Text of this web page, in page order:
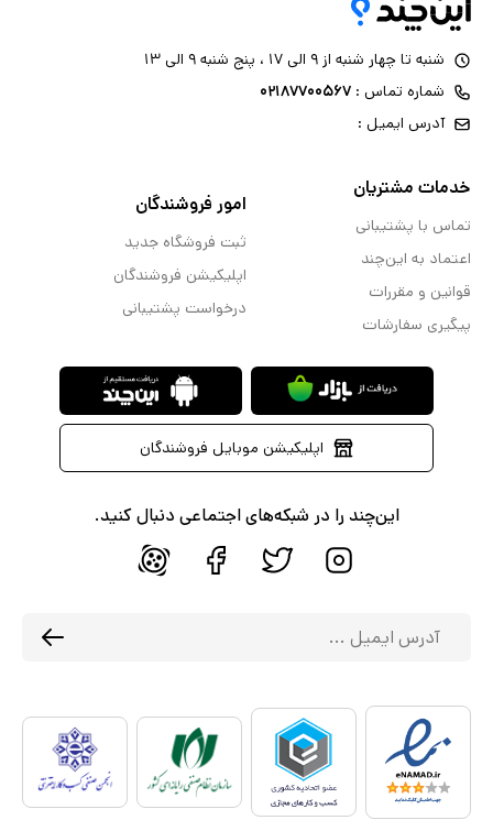
شنبه تا چهار شنبه از ۹ الی ۱۷ ، پنج شنبه ۹ الی ۱۳
شماره تماس : ۰۲۱۸۷۷۰۰۵۶۷
آدرس ایمیل :
خدمات مشتریان
تماس با پشتیبانی
اعتماد به این‌چند
قوانین و مقررات
پیگیری سفارشات
امور فروشندگان
ثبت فروشگاه جدید
اپلیکیشن فروشندگان
درخواست پشتیبانی
اپلیکیشن موبایل فروشندگان
این‌چند را در شبکه‌های اجتماعی دنبال کنید.